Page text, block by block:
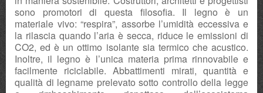
sono promotori di questa filosofia. Il legno è un
materiale vivo: “respira”, assorbe l’umidità eccessiva e
la rilascia quando l’aria è secca, riduce le emissioni di
CO2, ed è un ottimo isolante sia termico che acustico.
Inoltre, il legno è l’unica materia prima rinnovabile e
facilmente riciclabile. Abbattimenti mirati, quantità e
qualità di legname prelevato sotto controllo della legge